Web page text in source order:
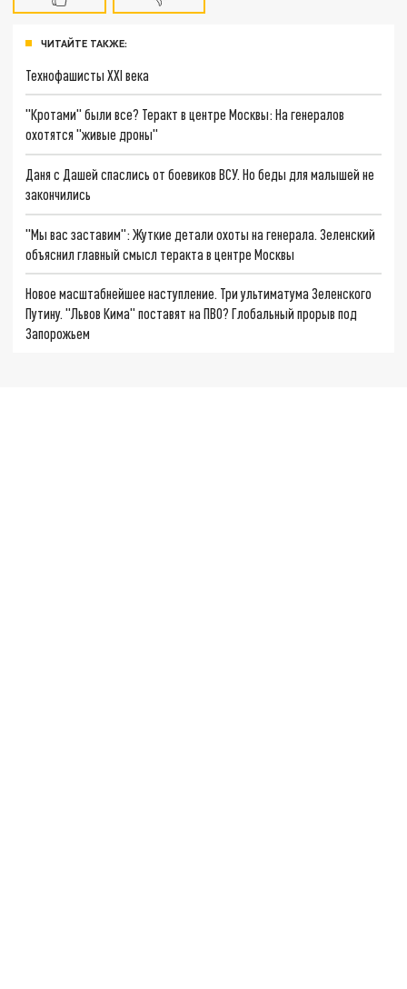
ЧИТАЙТЕ ТАКЖЕ:
Технофашисты XXI века
"Кротами" были все? Теракт в центре Москвы: На генералов
охотятся "живые дроны"
Даня с Дашей спаслись от боевиков ВСУ. Но беды для малышей не
закончились
"Мы вас заставим": Жуткие детали охоты на генерала. Зеленский
объяснил главный смысл теракта в центре Москвы
Новое масштабнейшее наступление. Три ультиматума Зеленского
Путину. "Львов Кима" поставят на ПВО? Глобальный прорыв под
Запорожьем